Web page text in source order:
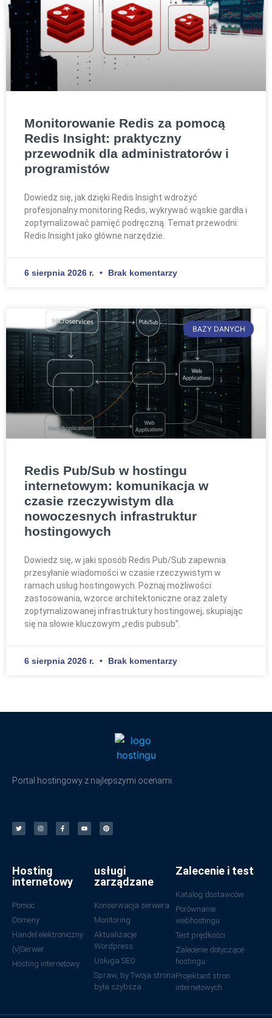
Monitorowanie Redis za pomocą
Redis Insight: praktyczny
przewodnik dla administratorów i
programistów
Dowiedz się, jak dzięki Redis Insight wdrożyć
profesjonalny monitoring Redis, wykrywać wąskie gardła i
zoptymalizować pamięć podręczną. Temat przewodni:
Redis Insight jako główne narzędzie.
6 sierpnia 2026 r. Brak komentarzy
BAZY DANYCH
Redis Pub/Sub w hostingu
internetowym: komunikacja w
czasie rzeczywistym dla
nowoczesnych infrastruktur
hostingowych
Dowiedz się, w jaki sposób Redis Pub/Sub zapewnia
przesyłanie wiadomości w czasie rzeczywistym w
ramach usług hostingowych. Poznaj możliwości
zastosowania, wzorce architektoniczne oraz zalety
zoptymalizowanej infrastruktury hostingowej, skupiając
się na słowie kluczowym „redis pubsub”.
6 sierpnia 2026 r. Brak komentarzy
Portal hostingowy z najlepszymi ocenami.
Hosting
internetowy
Pomoc
Domeny
Handel elektroniczny
(v)Serwer
Hosting internetowy
usługi
zarządzane
Konserwacja serwera
Monitoring
Aktualizacje
Wordpress
Usługa SEO
Spraw, by Twoja strona
była szybsza
Zalecenie i test
Katalog dostawców
Porównanie
webhostingu
Test prędkości
Zalecenie dotyczące
hostingu
Projektant stron
internetowych